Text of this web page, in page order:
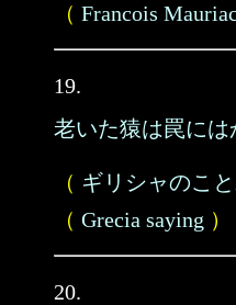
（ Francois Mauriac
19.
老いた猿は罠には
（ ギリシャのこ
（ Grecia saying ）
20.